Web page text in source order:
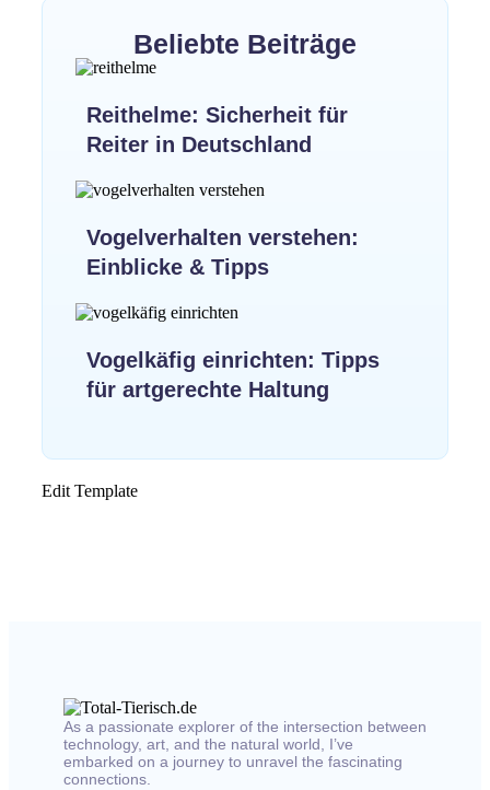
Beliebte Beiträge
Reithelme: Sicherheit für
Reiter in Deutschland
Vogelverhalten verstehen:
Einblicke & Tipps
Vogelkäfig einrichten: Tipps
für artgerechte Haltung
Edit Template
As a passionate explorer of the intersection between
technology, art, and the natural world, I’ve
embarked on a journey to unravel the fascinating
connections.